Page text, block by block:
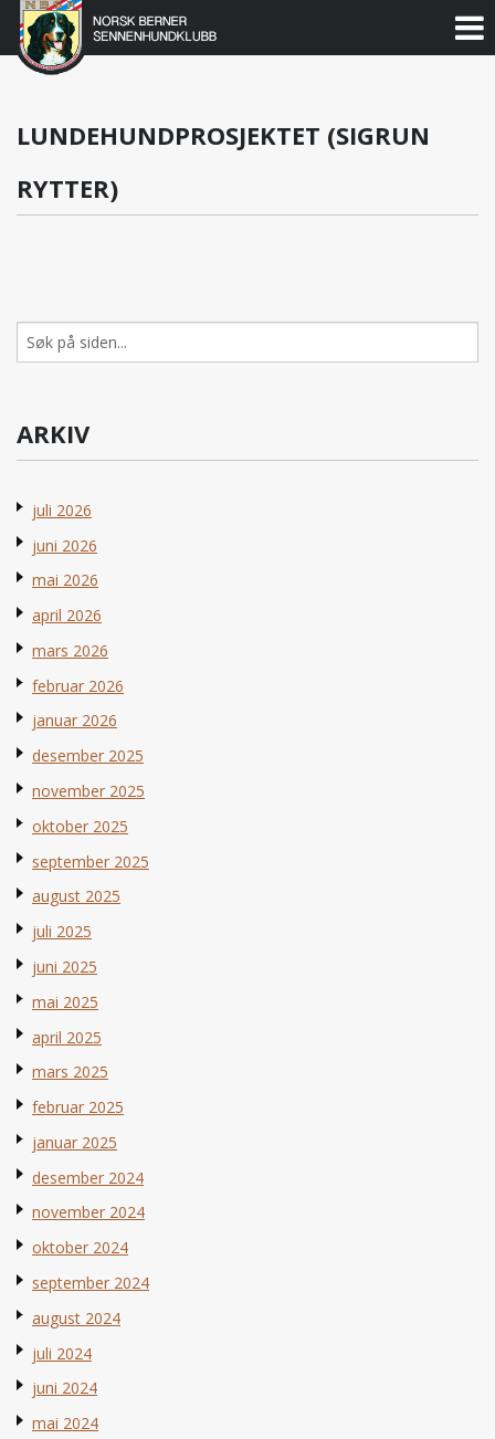
Gå
Norsk
Berner
Sennenhundklubb
LUNDEHUNDPROSJEKTET (SIGRUN
RYTTER)
Søk
etter:
ARKIV
juli 2026
juni 2026
mai 2026
april 2026
mars 2026
februar 2026
januar 2026
desember 2025
november 2025
oktober 2025
september 2025
august 2025
juli 2025
juni 2025
mai 2025
april 2025
mars 2025
februar 2025
januar 2025
desember 2024
november 2024
oktober 2024
september 2024
august 2024
juli 2024
juni 2024
mai 2024